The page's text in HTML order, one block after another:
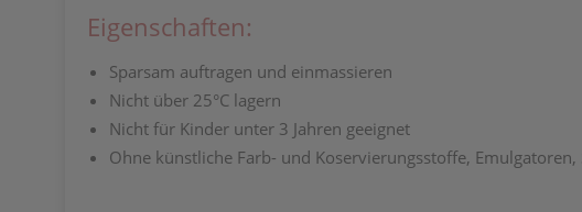
Eigenschaften:
Sparsam auftragen und einmassieren
Nicht über 25°C lagern
Nicht für Kinder unter 3 Jahren geeignet
Ohne künstliche Farb- und Koservierungsstoffe,